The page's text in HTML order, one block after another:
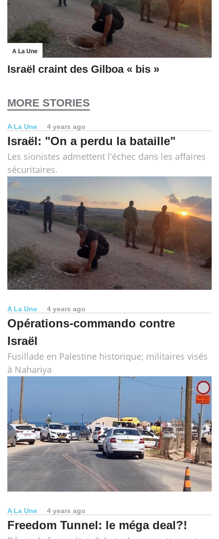
A La Une
Israël craint des Gilboa « bis »
MORE STORIES
A La Une 4 years ago
Israël: "On a perdu la bataille"
Les sionistes admettent l'échec dans les affaires
sécuritaires.
A La Une 4 years ago
Opérations-commando contre
Israël
Fusillade en Palestine historique; militaires visés
à Nahariya
A La Une 4 years ago
Freedom Tunnel: le méga deal?!